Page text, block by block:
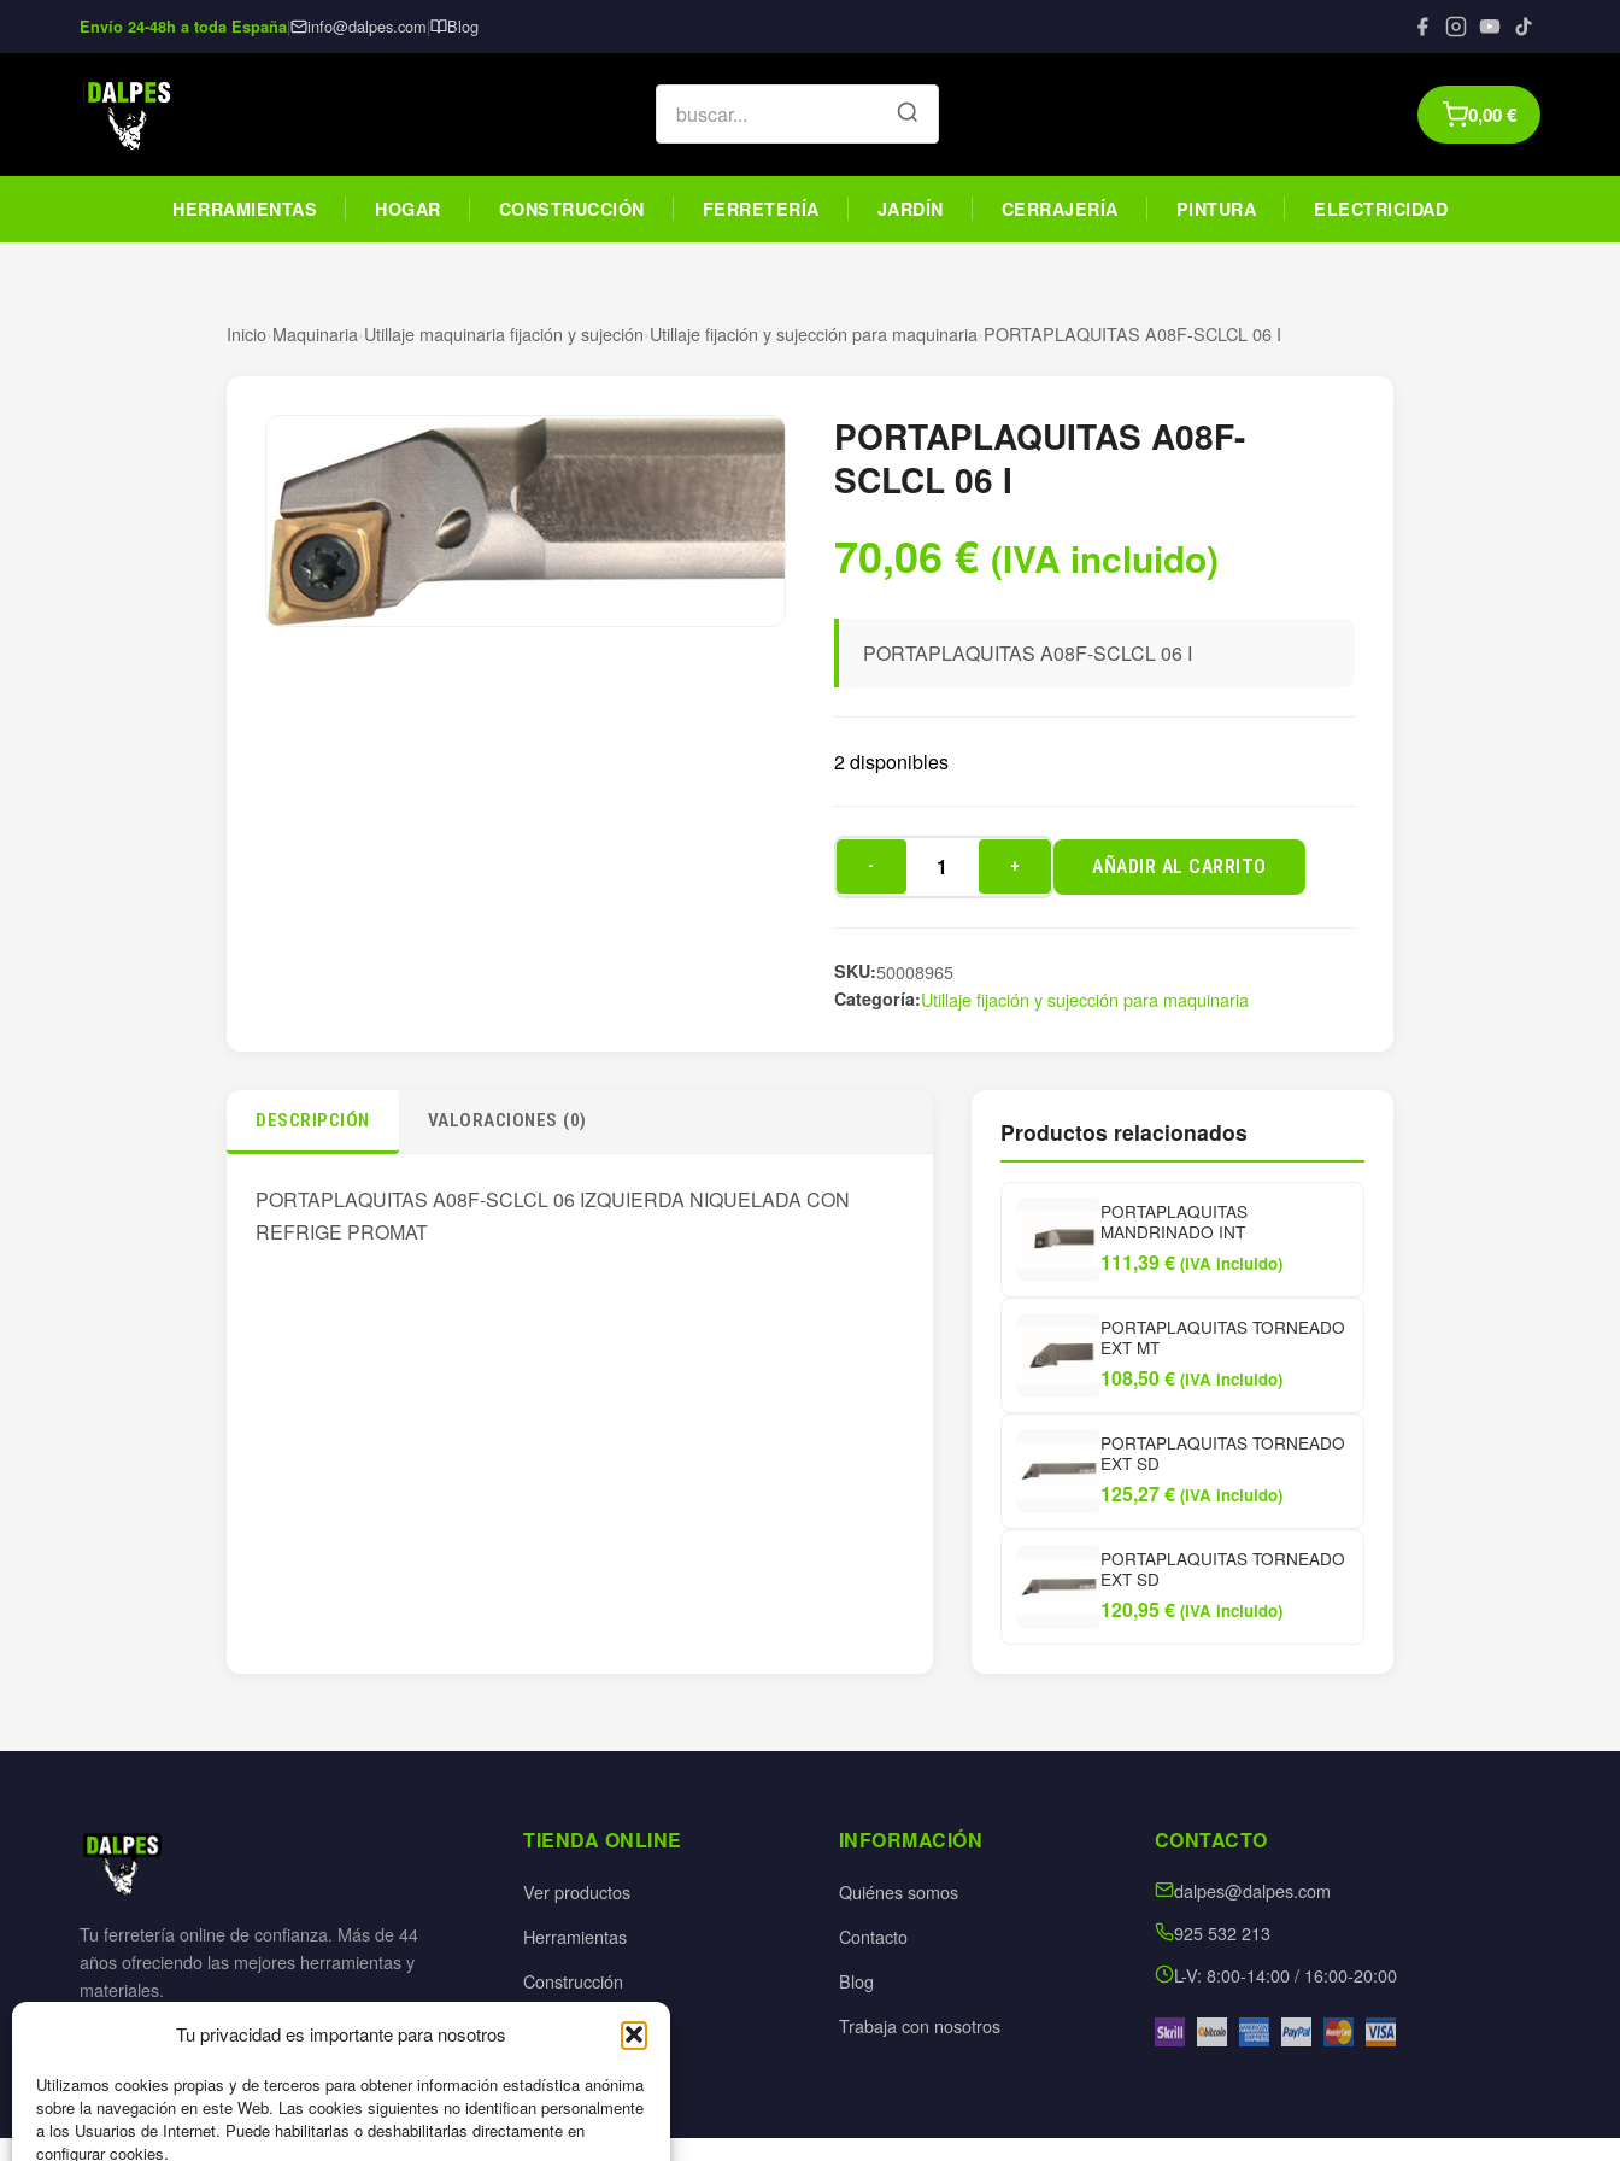
Tu privacidad es importante para nosotros
Utilizamos cookies propias y de terceros para obtener información estadística anónima
sobre la navegación en este Web. Las cookies siguientes no identifican personalmente
a los Usuarios de Internet. Puede habilitarlas o deshabilitarlas directamente en
configurar cookies.
Envío 24-48h a toda España| info@dalpes.com| Blog
0,00€
HERRAMIENTAS HOGAR CONSTRUCCIÓN FERRETERÍA JARDÍN CERRAJERÍA PINTURA ELECTRICIDAD
Inicio›Maquinaria›Utillaje maquinaria fijación y sujeción›Utillaje fijación y sujección para maquinaria›PORTAPLAQUITAS A08F-SCLCL 06 I
PORTAPLAQUITAS A08F-
SCLCL 06 I
70,06 € (IVA incluido)
PORTAPLAQUITAS A08F-SCLCL 06 I
2 disponibles
PORTAPLAQUITAS
06
I
- + AÑADIR AL CARRITO
SKU:50008965
Categoría:Utillaje fijación y sujección para maquinaria
DESCRIPCIÓN VALORACIONES (0)
PORTAPLAQUITAS A08F-SCLCL 06 IZQUIERDA NIQUELADA CON
REFRIGE PROMAT
Productos relacionados
PORTAPLAQUITAS
MANDRINADO INT
111,39€ (IVA incluido)
PORTAPLAQUITAS TORNEADO
EXT MT
108,50€ (IVA incluido)
PORTAPLAQUITAS TORNEADO
EXT SD
125,27€ (IVA incluido)
PORTAPLAQUITAS TORNEADO
EXT SD
120,95€ (IVA incluido)
Tu ferretería online de confianza. Más de 44
años ofreciendo las mejores herramientas y
materiales.
TIENDA ONLINE
Ver productos
Herramientas
Construcción
INFORMACIÓN
Quiénes somos
Contacto
Blog
Trabaja con nosotros
CONTACTO
dalpes@dalpes.com
925 532 213
L-V: 8:00-14:00 / 16:00-20:00